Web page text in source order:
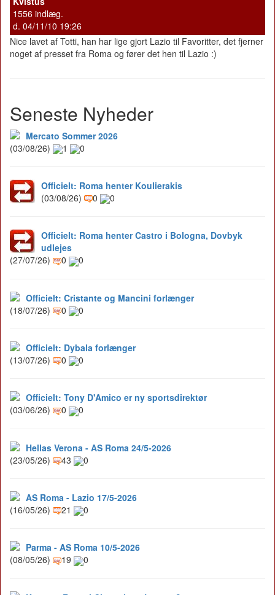
1556 indlæg.
d. 04/11/10 19:26
Nice lavet af Totti, han har lige gjort Lazio til Favoritter, det fjerner
noget af presset fra Roma og fører det hen til Lazio :)
Seneste Nyheder
Mercato Sommer 2026
(03/08/26)
1 0
Officielt: Roma henter Koulierakis
(03/08/26)
0 0
Officielt: Roma henter Castro i Bologna, Dovbyk
udlejes
(27/07/26)
0 0
Officielt: Cristante og Mancini forlænger
(18/07/26)
0 0
Officielt: Dybala forlænger
(13/07/26)
0 0
Officielt: Tony D'Amico er ny sportsdirektør
(03/06/26)
0 0
Hellas Verona - AS Roma 24/5-2026
(23/05/26)
43 0
AS Roma - Lazio 17/5-2026
(16/05/26)
21 0
Parma - AS Roma 10/5-2026
(08/05/26)
19 0